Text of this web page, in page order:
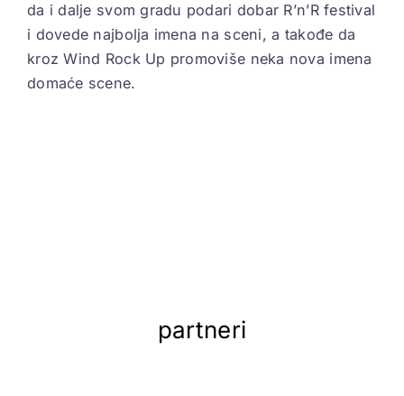
da i dalje svom gradu podari dobar R’n’R festival
i dovede najbolja imena na sceni, a takođe da
kroz Wind Rock Up promoviše neka nova imena
domaće scene.
partneri